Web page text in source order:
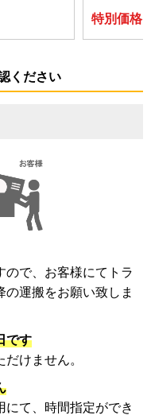
特別価
ください
ので、お客様にてトラ
運搬をお願い致しま
です
けません。
て、時間指定ができ